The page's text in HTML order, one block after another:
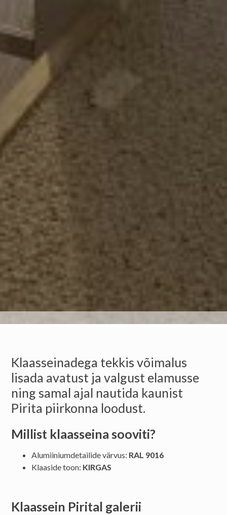
Klaasseinadega tekkis võimalus
lisada avatust ja valgust elamusse
ning samal ajal nautida kaunist
Pirita piirkonna loodust.
Millist klaasseina sooviti?
Alumiiniumdetailide värvus: RAL 9016
Klaaside toon: KIRGAS
Klaassein Pirital galerii